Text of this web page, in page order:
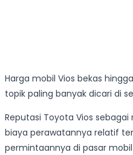
Harga mobil Vios bekas
topik paling banyak dicari di
Reputasi Toyota Vios
biaya perawatannya relatif
permintaannya di pasar